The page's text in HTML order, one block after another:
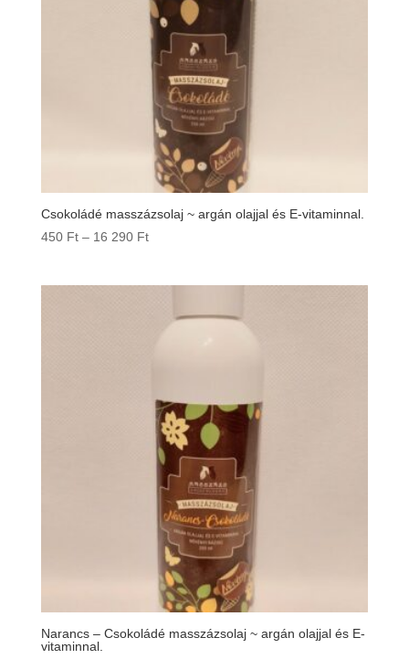
Csokoládé masszázsolaj ~ argán olajjal és E-vitaminnal.
450 Ft – 16 290 FtÁrtartomány:
290 Ft
Narancs – Csokoládé masszázsolaj ~ argán olajjal és E-
vitaminnal.